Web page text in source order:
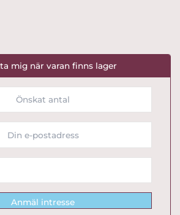
mig när varan finns lager
Anmäl intresse